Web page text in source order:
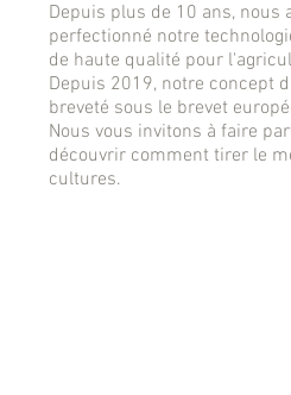
Depuis plus de 10 ans, nous
perfectionné notre
de haute qualité pour
Depuis 2019, notre concept
breveté sous le brevet
Nous vous invitons à faire
découvrir comment tirer le
cultures.